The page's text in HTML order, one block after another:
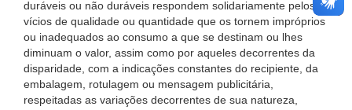
duráveis ou não duráveis respondem solidariamente pelos
vícios de qualidade ou quantidade que os tornem impróprios
ou inadequados ao consumo a que se destinam ou lhes
diminuam o valor, assim como por aqueles decorrentes da
disparidade, com a indicações constantes do recipiente, da
embalagem, rotulagem ou mensagem publicitária,
respeitadas as variações decorrentes de sua natureza,